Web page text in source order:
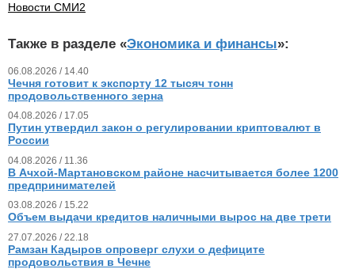
Новости СМИ2
Также в разделе «Экономика и финансы»:
06.08.2026 / 14.40
Чечня готовит к экспорту 12 тысяч тонн
продовольственного зерна
04.08.2026 / 17.05
Путин утвердил закон о регулировании криптовалют в
России
04.08.2026 / 11.36
В Ачхой-Мартановском районе насчитывается более 1200
предпринимателей
03.08.2026 / 15.22
Объем выдачи кредитов наличными вырос на две трети
27.07.2026 / 22.18
Рамзан Кадыров опроверг слухи о дефиците
продовольствия в Чечне